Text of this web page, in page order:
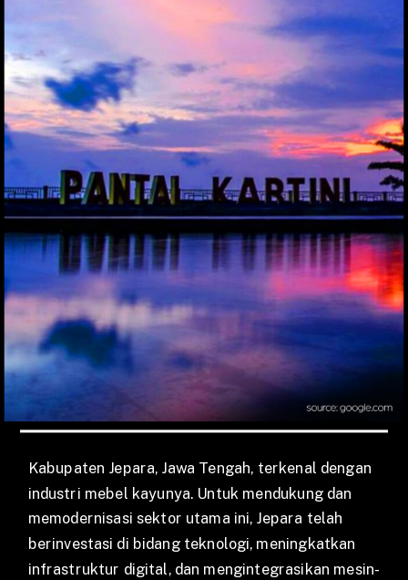
Kabupaten Jepara, Jawa Tengah, terkenal dengan
industri mebel kayunya. Untuk mendukung dan
memodernisasi sektor utama ini, Jepara telah
berinvestasi di bidang teknologi, meningkatkan
infrastruktur digital, dan mengintegrasikan mesin-